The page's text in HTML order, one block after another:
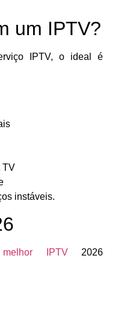
um IPTV?
IPTV, o ideal é
TV
instáveis.
melhor IPTV2026